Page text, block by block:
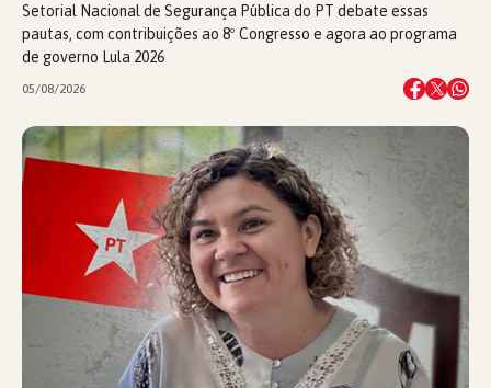
Setorial Nacional de Segurança Pública do PT debate essas
pautas, com contribuições ao 8º Congresso e agora ao programa
de governo Lula 2026
05/08/2026